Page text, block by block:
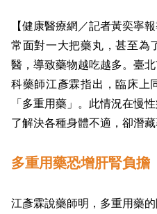
【健康醫療網／記者黃奕寧
常面對一大把藥丸，甚至為
醫，導致藥物越吃越多。臺
科藥師江彥霖指出，臨床上
「多重用藥」。此情況在慢
了解決各種身體不適，卻潛
多重用藥恐增肝腎負
江彥霖說藥師明，多重用藥